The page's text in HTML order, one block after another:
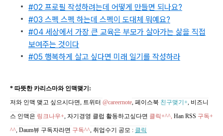
#02 프로필 작성하려는데 어떻게 만들면 되나요?
#03 스펙 스펙 하는데 스펙이 도대체 뭐예요?
#04 세상에서 가장 큰 교육은 부모가 살아가는 삶을 직접
보여주는 것이다
#05 행복하게 살고 싶다면 미래 일기를 작성하라
* 따뜻한 카리스마와 인맥맺기:
저와 인맥 맺고 싶으시다면, 트위터 @careernote, 페이스북 친구맺기+, 비즈니
스 인맥은 링크나우+, 자기경영 클럽 활동하고싶다면 클릭+^^, Han RSS 구독+
^^, Daum뷰 구독자라면 구독^^, 취업수기 공모 : 클릭